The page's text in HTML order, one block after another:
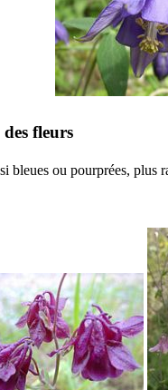
fleurs
bleues ou pourprées, plus